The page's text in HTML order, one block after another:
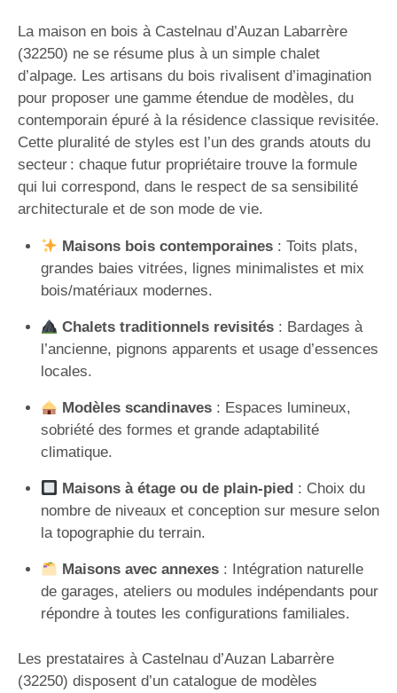
La maison en bois à Castelnau d’Auzan Labarrère
(32250) ne se résume plus à un simple chalet
d’alpage. Les artisans du bois rivalisent d’imagination
pour proposer une gamme étendue de modèles, du
contemporain épuré à la résidence classique revisitée.
Cette pluralité de styles est l’un des grands atouts du
secteur : chaque futur propriétaire trouve la formule
qui lui correspond, dans le respect de sa sensibilité
architecturale et de son mode de vie.
Maisons bois contemporaines: Toits plats,
grandes baies vitrées, lignes minimalistes et mix
bois/matériaux modernes.
Chalets traditionnels revisités: Bardages à
l’ancienne, pignons apparents et usage d’essences
locales.
Modèles scandinaves: Espaces lumineux,
sobriété des formes et grande adaptabilité
climatique.
Maisons à étage ou de plain-pied: Choix du
nombre de niveaux et conception sur mesure selon
la topographie du terrain.
Maisons avec annexes: Intégration naturelle
de garages, ateliers ou modules indépendants pour
répondre à toutes les configurations familiales.
Les prestataires à Castelnau d’Auzan Labarrère
(32250) disposent d’un catalogue de modèles